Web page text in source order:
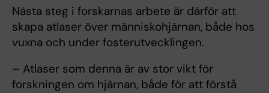
Nästa steg i forskarnas arbete är därför att
skapa atlaser över människohjärnan, både hos
vuxna och under fosterutvecklingen.
– Atlaser som denna är av stor vikt för
forskningen om hjärnan, både för att förstå